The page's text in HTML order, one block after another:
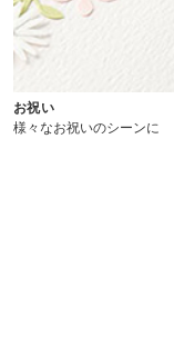
お祝い
様々なお祝いのシーンに